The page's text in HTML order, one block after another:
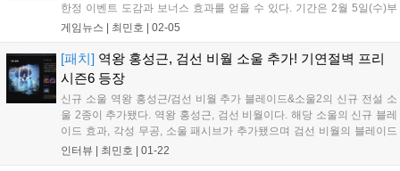
한정 이벤트 도감과 보너스 효과를 얻을 수 있다. 기간은 2월 5일(수)부
터 4월 2일 정검 전까지다. 명중, 방어력 등 유용한 스탯을 올릴 수 있다.
게임뉴스 | 최민호 | 02-05
[패치] 역왕 홍성근, 검선 비월 소울 추가! 기연절벽 프리
시즌6 등장
신규 소울 역왕 홍성근/검선 비월 추가 블레이드&소울2의 신규 전설 소
울 2종이 추가됐다. 역왕 홍성근, 검선 비월이다. 해당 소울의 신규 블레
이드 효과, 각성 무공, 소울 패시브가 추가됐으며 검선 비월의 블레이드
효과 천월검과 역왕 홍석근의 블레이드 효과 역왕지진권이 14레벨에 도
인터뷰 | 최민호 | 01-22